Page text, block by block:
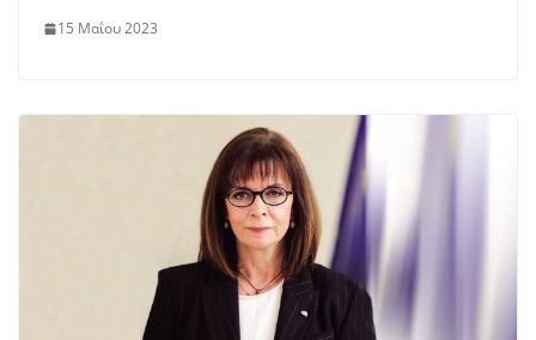
15 Μαΐου 2023